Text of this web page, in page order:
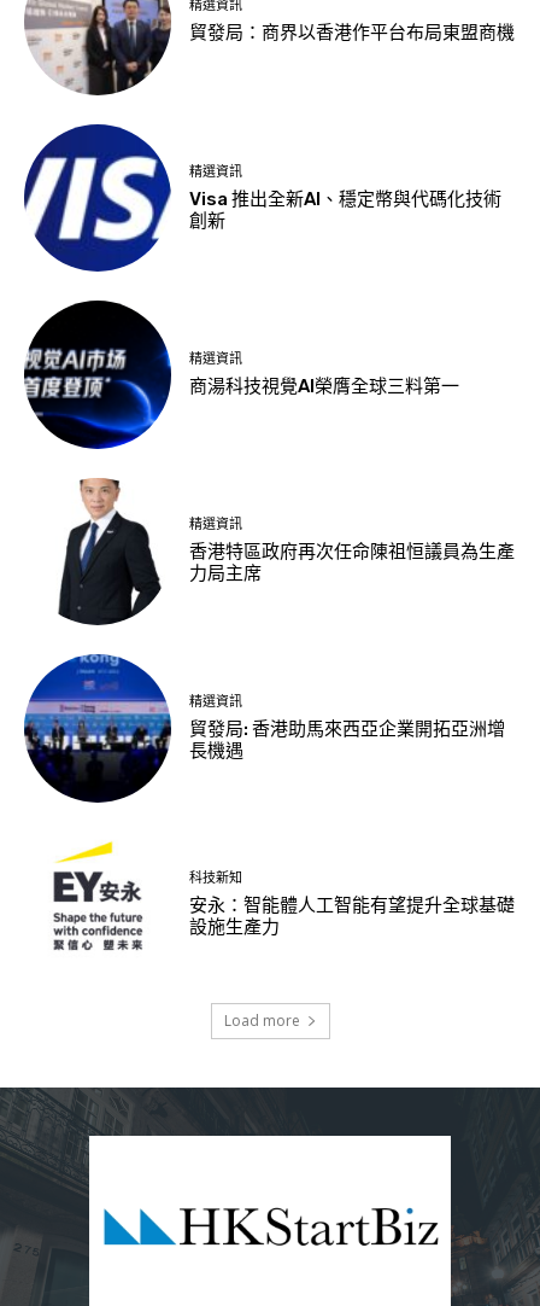
精選資訊
貿發局：商界以香港作平台布局東盟商機
精選資訊
Visa 推出全新AI、穩定幣與代碼化技術
創新
精選資訊
商湯科技視覺AI榮膺全球三料第一
精選資訊
香港特區政府再次任命陳祖恒議員為生產
力局主席
精選資訊
貿發局: 香港助馬來西亞企業開拓亞洲增
長機遇
科技新知
安永：智能體人工智能有望提升全球基礎
設施生產力
Load more